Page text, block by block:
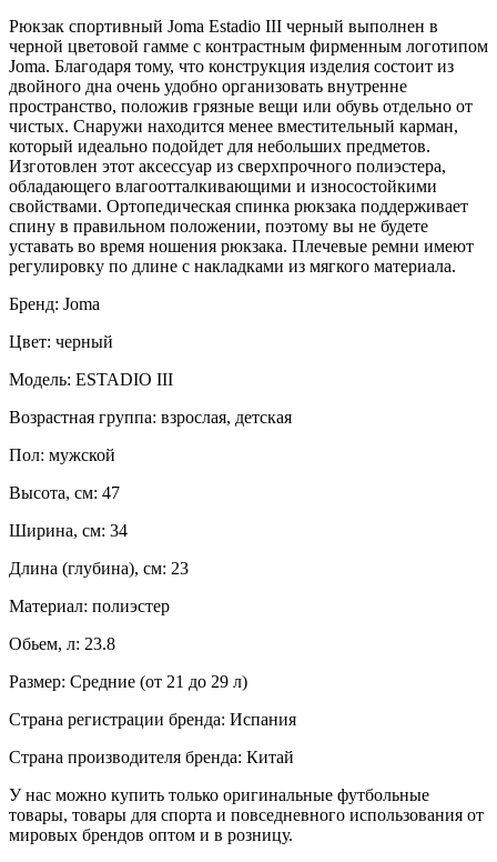
Рюкзак спортивный Joma Estadio III черный выполнен в
черной цветовой гамме с контрастным фирменным логотипом
Joma. Благодаря тому, что конструкция изделия состоит из
двойного дна очень удобно организовать внутренне
пространство, положив грязные вещи или обувь отдельно от
чистых. Снаружи находится менее вместительный карман,
который идеально подойдет для небольших предметов.
Изготовлен этот аксессуар из сверхпрочного полиэстера,
обладающего влагоотталкивающими и износостойкими
свойствами. Ортопедическая спинка рюкзака поддерживает
спину в правильном положении, поэтому вы не будете
уставать во время ношения рюкзака. Плечевые ремни имеют
регулировку по длине с накладками из мягкого материала.
Бренд: Joma
Цвет: черный
Модель: ESTADIO III
Возрастная группа: взрослая, детская
Пол: мужской
Высота, см: 47
Ширина, см: 34
Длина (глубина), см: 23
Материал: полиэстер
Обьем, л: 23.8
Размер: Средние (от 21 до 29 л)
Страна регистрации бренда: Испания
Страна производителя бренда: Китай
У нас можно купить только оригинальные футбольные
товары, товары для спорта и повседневного использования от
мировых брендов оптом и в розницу.